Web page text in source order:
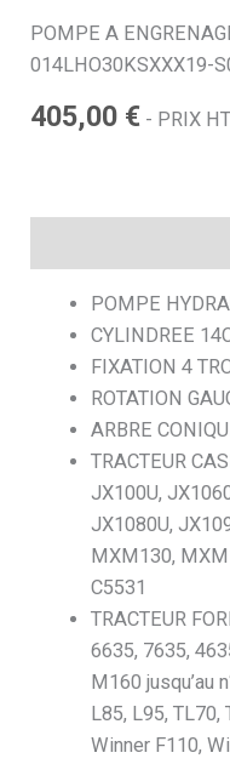
h
e
POMPE A
014LHO30KSXXX19-
405,00 € - PRIX
POMPE
CYLINDREE
FIXATION 4
ROTATION
ARBRE
TRACTEUR
JX100U,
JX1080U,
MXM130,
C5531
TRACTEUR
6635, 7635,
M160 jusqu’au
L85, L95, TL70,
Winner F110,